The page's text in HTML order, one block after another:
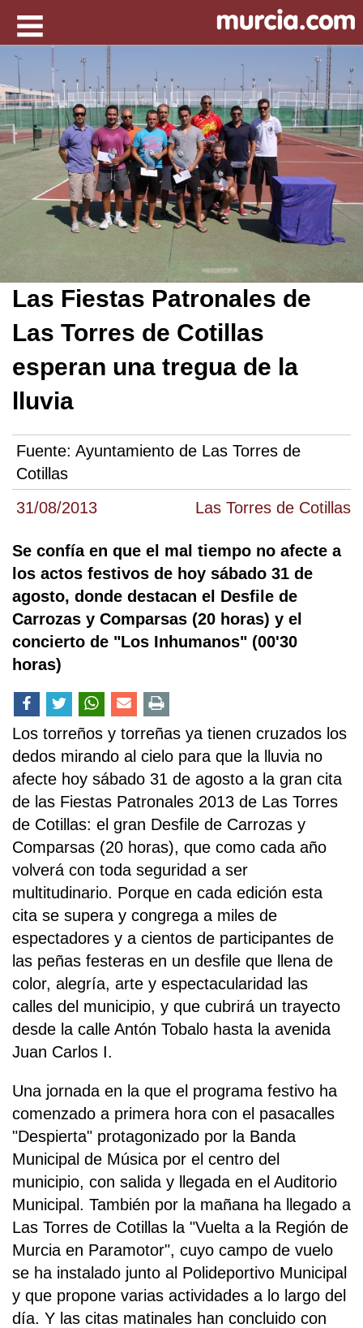
31/08/2013 Las Torres de Cotillas
Las Fiestas Patronales de
Las Torres de Cotillas
esperan una tregua de la
lluvia
Fuente: Ayuntamiento de Las Torres de
Cotillas
Se confía en que el mal tiempo no afecte a
los actos festivos de hoy sábado 31 de
agosto, donde destacan el Desfile de
Carrozas y Comparsas (20 horas) y el
concierto de "Los Inhumanos" (00'30
horas)
Los torreños y torreñas ya tienen cruzados los
dedos mirando al cielo para que la lluvia no
afecte hoy sábado 31 de agosto a la gran cita
de las Fiestas Patronales 2013 de Las Torres
de Cotillas: el gran Desfile de Carrozas y
Comparsas (20 horas), que como cada año
volverá con toda seguridad a ser
multitudinario. Porque en cada edición esta
cita se supera y congrega a miles de
espectadores y a cientos de participantes de
las peñas festeras en un desfile que llena de
color, alegría, arte y espectacularidad las
calles del municipio, y que cubrirá un trayecto
desde la calle Antón Tobalo hasta la avenida
Juan Carlos I.
Una jornada en la que el programa festivo ha
comenzado a primera hora con el pasacalles
"Despierta" protagonizado por la Banda
Municipal de Música por el centro del
municipio, con salida y llegada en el Auditorio
Municipal. También por la mañana ha llegado a
Las Torres de Cotillas la "Vuelta a la Región de
Murcia en Paramotor", cuyo campo de vuelo
se ha instalado junto al Polideportivo Municipal
y que propone varias actividades a lo largo del
día. Y las citas matinales han concluido con